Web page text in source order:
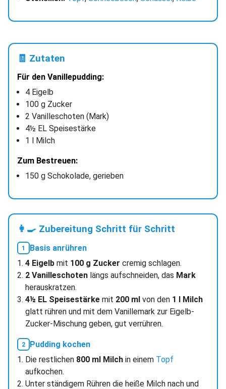
🧾 Zutaten
Für den Vanillepudding:
4 Eigelb
100 g Zucker
2 Vanilleschoten (Mark)
4½ EL Speisestärke
1 l Milch
Zum Bestreuen:
150 g Schokolade, gerieben
👩‍🍳 Zubereitung Schritt für Schritt
Basis anrühren
4 Eigelbmit 100 g Zucker cremig schlagen.
2 Vanilleschotenlängs aufschneiden, das Mark
herauskratzen.
4½ EL Speisestärkemit 200 mlvon den 1 l Milch
glatt rühren und mit dem Vanillemark zur Eigelb-
Zucker-Mischung geben, gut verrühren.
Pudding kochen
Die restlichen 800 ml Milchin einem Topf
aufkochen.
Unter ständigem Rühren die heiße Milch nach und